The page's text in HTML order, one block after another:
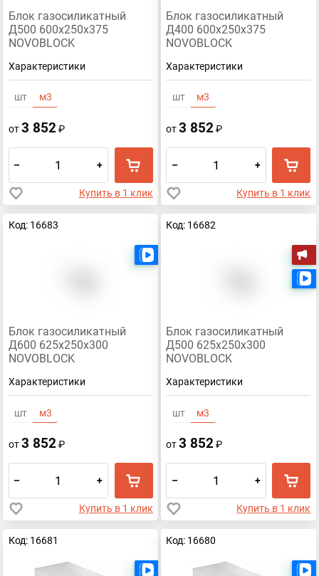
Блок газосиликатный
Д500 600х250х375
NOVOBLOCK
Характеристики
шт м3
от3 852₽
– +
Купить в 1 клик
Блок газосиликатный
Д400 600х250х375
NOVOBLOCK
Характеристики
шт м3
от3 852₽
– +
Купить в 1 клик
Код: 16683
Блок газосиликатный
Д600 625х250х300
NOVOBLOCK
Характеристики
шт м3
от3 852₽
– +
Купить в 1 клик
Код: 16682
Блок газосиликатный
Д500 625х250х300
NOVOBLOCK
Характеристики
шт м3
от3 852₽
– +
Купить в 1 клик
Код: 16681 Код: 16680